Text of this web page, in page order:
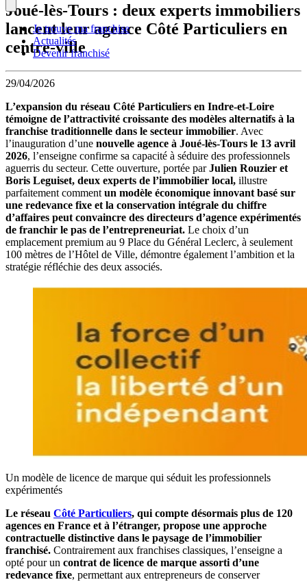
Je trouve ma franchise
Actualités
Devenir franchisé
Joué-lès-Tours : deux experts immobiliers
lancent leur agence Côté Particuliers en
centre-ville
29/04/2026
L’expansion du réseau Côté Particuliers en Indre-et-Loire
témoigne de l’attractivité croissante des modèles alternatifs à la
franchise traditionnelle dans le secteur immobilier. Avec
l’inauguration d’une nouvelle agence à Joué-lès-Tours le 13 avril
2026, l’enseigne confirme sa capacité à séduire des professionnels
aguerris du secteur. Cette ouverture, portée parJulien Rouzier et
Boris Leguiset, deux experts de l’immobilier local, illustre
parfaitement comment un modèle économique innovant basé sur
une redevance fixe et la conservation intégrale du chiffre
d’affaires peut convaincre des directeurs d’agence expérimentés
de franchir le pas de l’entrepreneuriat. Le choix d’un
emplacement premium au 9 Place du Général Leclerc, à seulement
100 mètres de l’Hôtel de Ville, démontre également l’ambition et la
stratégie réfléchie des deux associés.
Un modèle de licence de marque qui séduit les professionnels
expérimentés
Le réseau Côté Particuliers, qui compte désormais plus de 120
agences en France et à l’étranger, propose une approche
contractuelle distinctive dans le paysage de l’immobilier
franchisé. Contrairement aux franchises classiques, l’enseigne a
opté pour un contrat de licence de marque assorti d’une
redevance fixe, permettant aux entrepreneurs de conserver